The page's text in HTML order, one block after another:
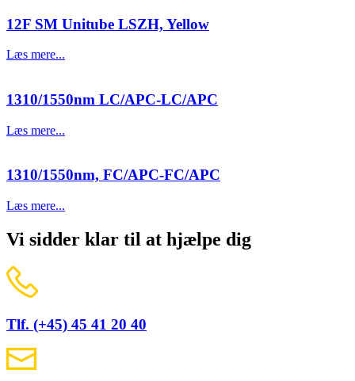
12F SM Unitube LSZH, Yellow
Læs mere...
1310/1550nm LC/APC-LC/APC
Læs mere...
1310/1550nm, FC/APC-FC/APC
Læs mere...
Vi sidder klar til at hjælpe dig
Tlf. (+45) 45 41 20 40